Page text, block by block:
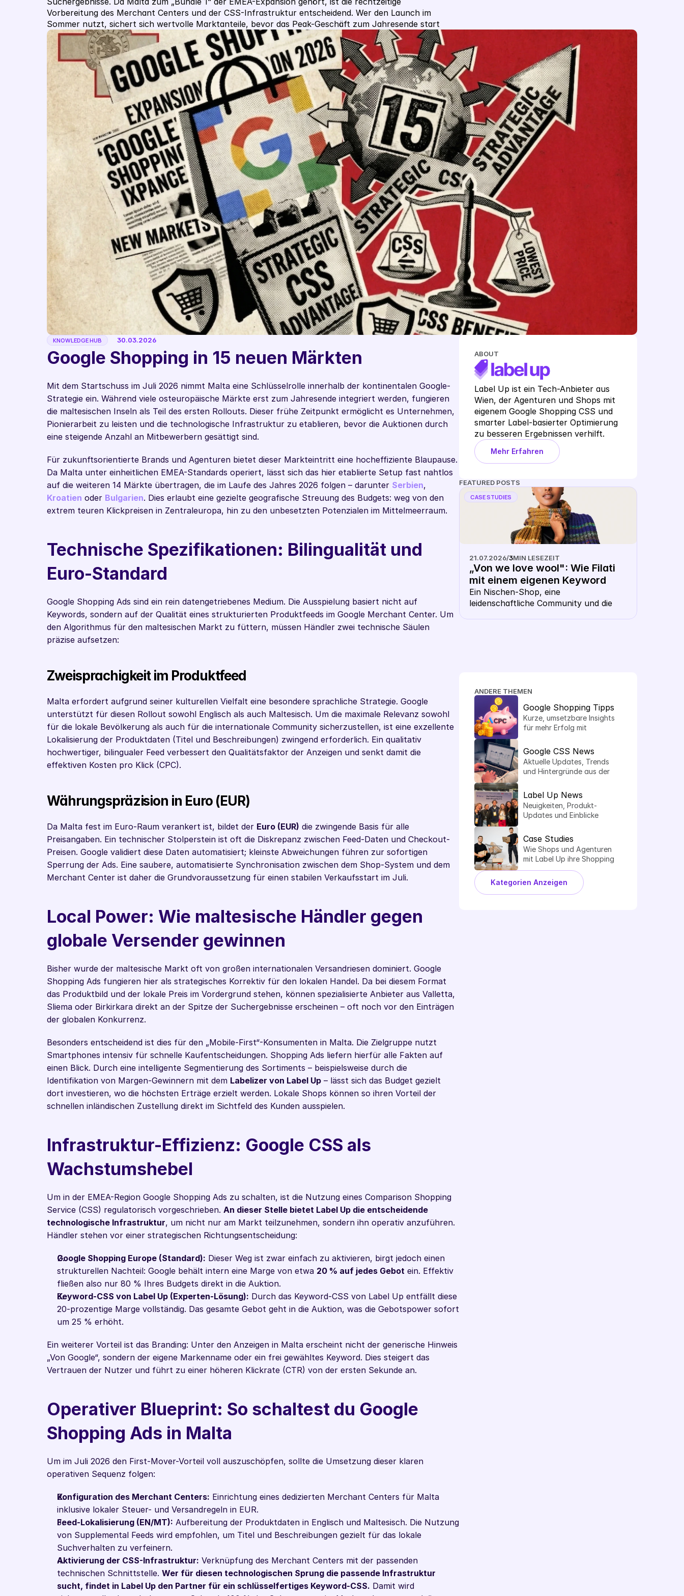
Vorbereitung des Merchant Centers und der CSS-Infrastruktur entscheidend. Wer den Launch im
Sommer nutzt, sichert sich wertvolle Marktanteile, bevor das Peak-Geschäft zum Jahresende start
KNOWLEDGE HUB 30.03.2026
Google Shopping in 15 neuen Märkten
Mit dem Startschuss im Juli 2026 nimmt Malta eine Schlüsselrolle innerhalb der kontinentalen Google-
Strategie ein. Während viele osteuropäische Märkte erst zum Jahresende integriert werden, fungieren
die maltesischen Inseln als Teil des ersten Rollouts. Dieser frühe Zeitpunkt ermöglicht es Unternehmen,
Pionierarbeit zu leisten und die technologische Infrastruktur zu etablieren, bevor die Auktionen durch
eine steigende Anzahl an Mitbewerbern gesättigt sind.
Für zukunftsorientierte Brands und Agenturen bietet dieser Markteintritt eine hocheffiziente Blaupause.
Da Malta unter einheitlichen EMEA-Standards operiert, lässt sich das hier etablierte Setup fast nahtlos
auf die weiteren 14 Märkte übertragen, die im Laufe des Jahres 2026 folgen – darunter Serbien
Kroatien oder Bulgarien. Dies erlaubt eine gezielte geografische Streuung des Budgets: weg von den
extrem teuren Klickpreisen in Zentraleuropa, hin zu den unbesetzten Potenzialen im Mittelmeerraum.
Technische Spezifikationen: Bilingualität und
Euro-Standard
Google Shopping Ads sind ein rein datengetriebenes Medium. Die Ausspielung basiert nicht auf
Keywords, sondern auf der Qualität eines strukturierten Produktfeeds im Google Merchant Center. Um
den Algorithmus für den maltesischen Markt zu füttern, müssen Händler zwei technische Säulen
präzise aufsetzen:
Zweisprachigkeit im Produktfeed
Malta erfordert aufgrund seiner kulturellen Vielfalt eine besondere sprachliche Strategie. Google
unterstützt für diesen Rollout sowohl Englisch als auch Maltesisch. Um die maximale Relevanz sowohl
für die lokale Bevölkerung als auch für die internationale Community sicherzustellen, ist eine exzellente
Lokalisierung der Produktdaten (Titel und Beschreibungen) zwingend erforderlich. Ein qualitativ
hochwertiger, bilingualer Feed verbessert den Qualitätsfaktor der Anzeigen und senkt damit die
effektiven Kosten pro Klick (CPC).
Währungspräzision in Euro (EUR)
Da Malta fest im Euro-Raum verankert ist, bildet der Euro (EUR) die zwingende Basis für alle
Preisangaben. Ein technischer Stolperstein ist oft die Diskrepanz zwischen Feed-Daten und Checkout-
Preisen. Google validiert diese Daten automatisiert; kleinste Abweichungen führen zur sofortigen
Sperrung der Ads. Eine saubere, automatisierte Synchronisation zwischen dem Shop-System und dem
Merchant Center ist daher die Grundvoraussetzung für einen stabilen Verkaufsstart im Juli.
Local Power: Wie maltesische Händler gegen
globale Versender gewinnen
Bisher wurde der maltesische Markt oft von großen internationalen Versandriesen dominiert. Google
Shopping Ads fungieren hier als strategisches Korrektiv für den lokalen Handel. Da bei diesem Format
das Produktbild und der lokale Preis im Vordergrund stehen, können spezialisierte Anbieter aus Valletta,
Sliema oder Birkirkara direkt an der Spitze der Suchergebnisse erscheinen – oft noch vor den Einträgen
der globalen Konkurrenz.
Besonders entscheidend ist dies für den „Mobile-First“-Konsumenten in Malta. Die Zielgruppe nutzt
Smartphones intensiv für schnelle Kaufentscheidungen. Shopping Ads liefern hierfür alle Fakten auf
einen Blick. Durch eine intelligente Segmentierung des Sortiments – beispielsweise durch die
Identifikation von Margen-Gewinnern mit dem Labelizer von Label Up – lässt sich das Budget gezielt
dort investieren, wo die höchsten Erträge erzielt werden. Lokale Shops können so ihren Vorteil der
schnellen inländischen Zustellung direkt im Sichtfeld des Kunden ausspielen.
Infrastruktur-Effizienz: Google CSS als
Wachstumshebel
Um in der EMEA-Region Google Shopping Ads zu schalten, ist die Nutzung eines Comparison Shopping
Service (CSS) regulatorisch vorgeschrieben. An dieser Stelle bietet Label Up die entscheidende
technologische Infrastruktur, um nicht nur am Markt teilzunehmen, sondern ihn operativ anzuführen.
Händler stehen vor einer strategischen Richtungsentscheidung:
Google Shopping Europe (Standard): Dieser Weg ist zwar einfach zu aktivieren, birgt jedoch einen
strukturellen Nachteil: Google behält intern eine Marge von etwa 20 % auf jedes Gebot ein. Effektiv
fließen also nur 80 % Ihres Budgets direkt in die Auktion.
Keyword-CSS von Label Up (Experten-Lösung): Durch das Keyword-CSS von Label Up entfällt diese
20-prozentige Marge vollständig. Das gesamte Gebot geht in die Auktion, was die Gebotspower sofort
um 25 % erhöht.
Ein weiterer Vorteil ist das Branding: Unter den Anzeigen in Malta erscheint nicht der generische Hinweis
„Von Google“, sondern der eigene Markenname oder ein frei gewähltes Keyword. Dies steigert das
Vertrauen der Nutzer und führt zu einer höheren Klickrate (CTR) von der ersten Sekunde an.
Operativer Blueprint: So schaltest du Google
Shopping Ads in Malta
Um im Juli 2026 den First-Mover-Vorteil voll auszuschöpfen, sollte die Umsetzung dieser klaren
operativen Sequenz folgen:
Konfiguration des Merchant Centers: Einrichtung eines dedizierten Merchant Centers für Malta
inklusive lokaler Steuer- und Versandregeln in EUR.
Feed-Lokalisierung (EN/MT): Aufbereitung der Produktdaten in Englisch und Maltesisch. Die Nutzung
von Supplemental Feeds wird empfohlen, um Titel und Beschreibungen gezielt für das lokale
Suchverhalten zu verfeinern.
Aktivierung der CSS-Infrastruktur: Verknüpfung des Merchant Centers mit der passenden
technischen Schnittstelle. Wer für diesen technologischen Sprung die passende Infrastruktur
sucht, findet in Label Up den Partner für ein schlüsselfertiges Keyword-CSS. Damit wird
ABOUT
Label Up ist ein Tech-Anbieter aus
Wien, der Agenturen und Shops mit
eigenem Google Shopping CSS und
smarter Label-basierter Optimierung
zu besseren Ergebnissen verhilft.
Mehr Erfahren
FEATURED POSTS
CASE STUDIES
21.07.2026/3MIN LESEZEIT
„Von we love wool": Wie Filati
mit einem eigenen Keyword
CSS aus dem Shopping-
Karussell heraussticht
Ein Nischen-Shop, eine
leidenschaftliche Community und die
ANDERE THEMEN
Google Shopping Tipps
Kurze, umsetzbare Insights
für mehr Erfolg mit
Google CSS News
Aktuelle Updates, Trends
und Hintergründe aus der
Shopping Services.
Label Up News
Neuigkeiten, Produkt-
Updates und Einblicke
Label Up.
Case Studies
Wie Shops und Agenturen
mit Label Up ihre Shopping
Performance steigern.
Kategorien Anzeigen